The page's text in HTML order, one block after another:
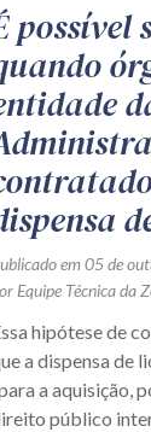
em 05 de
Equipe Técnica da
hipótese de
a dispensa de
a aquisição,
público